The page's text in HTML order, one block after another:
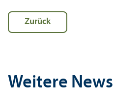
Zurück
Weitere News